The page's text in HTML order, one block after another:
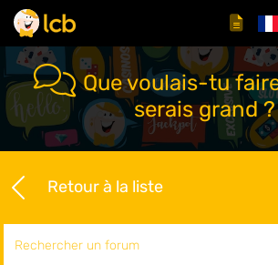
Que voulais-tu
serais grand ?
Retour à la liste